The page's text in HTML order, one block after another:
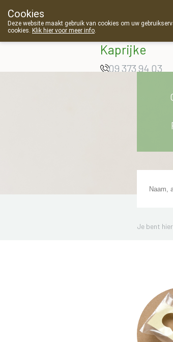
Apotheek
Kaprijke
09 373 94 03
Je bent
Cookies
Deze website maakt gebruik van cookies om uw
cookies. Klik hier voor meer info.